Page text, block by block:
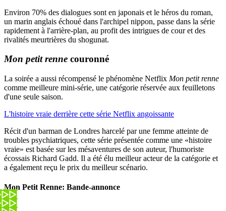
Environ 70% des dialogues sont en japonais et le héros du roman,
un marin anglais échoué dans l'archipel nippon, passe dans la série
rapidement à l'arrière-plan, au profit des intrigues de cour et des
rivalités meurtrières du shogunat.
Mon petit renne couronné
La soirée a aussi récompensé le phénomène Netflix Mon petit renne
comme meilleure mini-série, une catégorie réservée aux feuilletons
d'une seule saison.
L'histoire vraie derrière cette série Netflix angoissante
Récit d'un barman de Londres harcelé par une femme atteinte de
troubles psychiatriques, cette série présentée comme une «histoire
vraie» est basée sur les mésaventures de son auteur, l'humoriste
écossais Richard Gadd. Il a été élu meilleur acteur de la catégorie et
a également reçu le prix du meilleur scénario.
Mon Petit Renne: Bande-annonce